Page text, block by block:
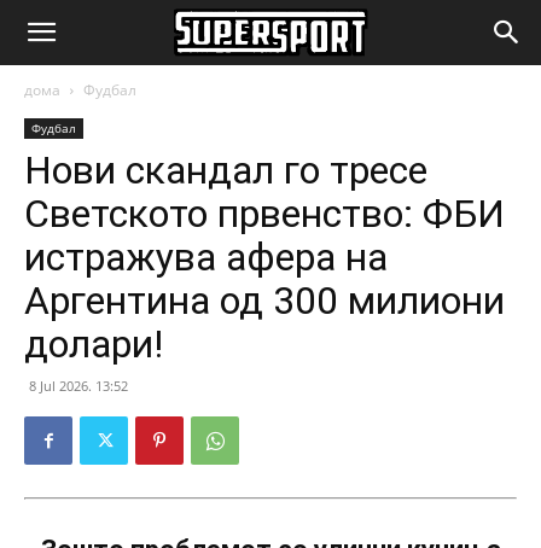
SuperSport.mk
дома Фудбал
Фудбал
Нови скандал го тресе
Светското првенство: ФБИ
истражува афера на
Аргентина од 300 милиони
долари!
8 Jul 2026. 13:52